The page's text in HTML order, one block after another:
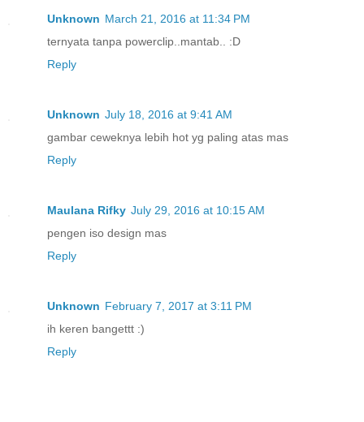
Unknown March 21, 2016 at 11:34 PM
ternyata tanpa powerclip..mantab.. :D
Reply
Unknown July 18, 2016 at 9:41 AM
gambar ceweknya lebih hot yg paling atas mas
Reply
Maulana Rifky July 29, 2016 at 10:15 AM
pengen iso design mas
Reply
Unknown February 7, 2017 at 3:11 PM
ih keren bangettt :)
Reply